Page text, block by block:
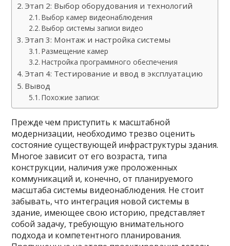
Этап 2: Выбор оборудования и технологий
Выбор камер видеонаблюдения
Выбор системы записи видео
Этап 3: Монтаж и настройка системы
Размещение камер
Настройка программного обеспечения
Этап 4: Тестирование и ввод в эксплуатацию
Вывод
Похожие записи:
Прежде чем приступить к масштабной
модернизации, необходимо трезво оценить
состояние существующей инфраструктуры здания.
Многое зависит от его возраста, типа
конструкции, наличия уже проложенных
коммуникаций и, конечно, от планируемого
масштаба системы видеонаблюдения. Не стоит
забывать, что интеграция новой системы в
здание, имеющее свою историю, представляет
собой задачу, требующую внимательного
подхода и компетентного планирования.